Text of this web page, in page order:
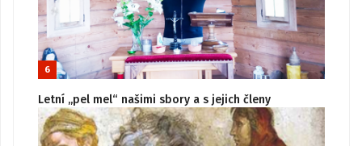
6
Letní „pel mel“ našimi sbory a s jejich členy